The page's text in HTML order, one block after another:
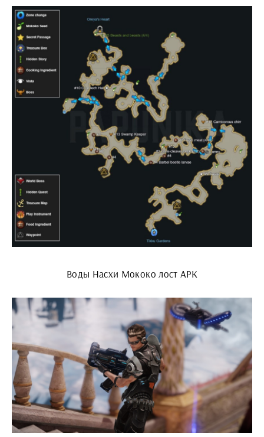
Воды Насхи Мококо лост АРК